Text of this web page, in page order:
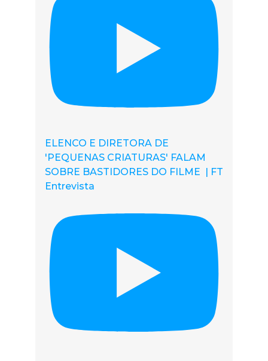
ELENCO E DIRETORA DE
'PEQUENAS CRIATURAS' FALAM
SOBRE BASTIDORES DO FILME | FT
Entrevista